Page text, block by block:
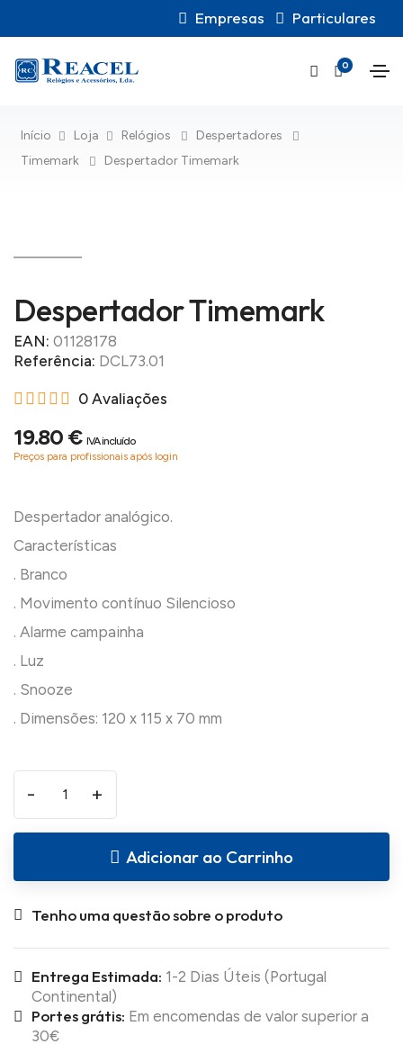
Empresas Particulares
0
Início Loja Relógios
Despertadores
Timemark
Despertador Timemark
Despertador Timemark
EAN: 01128178
Referência: DCL73.01
0 Avaliações
19.80 € IVA incluído
Preços para profissionais após login
Despertador analógico.
Características
. Branco
. Movimento contínuo Silencioso
. Alarme campainha
. Luz
. Snooze
- +
Adicionar ao Carrinho
Tenho uma questão sobre o produto
Entrega Estimada: 1-2 Dias Úteis (Portugal
Continental)
Portes grátis: Em encomendas de valor superior a
30€